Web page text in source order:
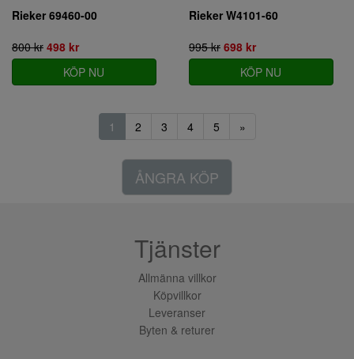
Rieker 69460-00
800 kr 498 kr
KÖP NU
Rieker W4101-60
995 kr 698 kr
KÖP NU
1 2 3 4 5 »
ÅNGRA KÖP
Tjänster
Allmänna villkor
Köpvillkor
Leveranser
Byten & returer